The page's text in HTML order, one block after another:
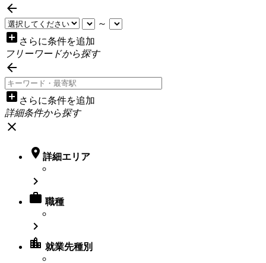

～
add_box さらに条件を追加
フリーワードから探す

add_box さらに条件を追加
詳細条件から探す
close
 詳細エリア

 職種

location_city 就業先種別